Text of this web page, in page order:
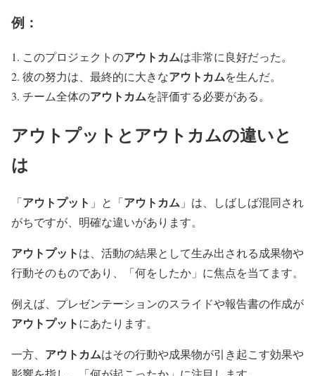
例：
このプロジェクトのアウトカムは非常に良好だった。
彼の努力は、最終的に大きなアウトカムを生んだ。
チーム全体のアウトカムを評価する必要がある。
アウトプット と アウトカムの違いと
は
「アウトプット 」と「アウトカム 」は、しばしば混同され
がちですが、明確な違いがあります。
アウトプットは、活動の結果として生み出される成果物や
行動そのものであり、「何をしたか」に焦点を当てます。
例えば、プレゼンテーションのスライドや報告書の作成が
アウトプットにあたります。
一方、 アウトカムはその行動や成果物が引き起こす効果や